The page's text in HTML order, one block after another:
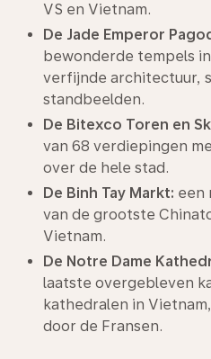
VS en Vietnam.
De Jade Emperor
bewonderde tempels
verfijnde architectuur,
standbeelden.
De Bitexco Toren en
van 68 verdiepingen
over de hele stad.
De Binh Tay Markt: een
van de grootste
Vietnam.
De Notre Dame
laatste overgebleven
kathedralen in
door de Fransen.